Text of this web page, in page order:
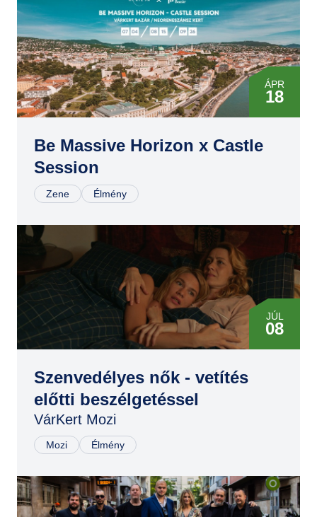
GYIK
ÁPR
18
AUG
15
SZEP
26
Be Massive Horizon x Castle
Session
Zene Élmény
JÚL
08
Szenvedélyes nők - vetítés
előtti beszélgetéssel
VárKert Mozi
Mozi Élmény